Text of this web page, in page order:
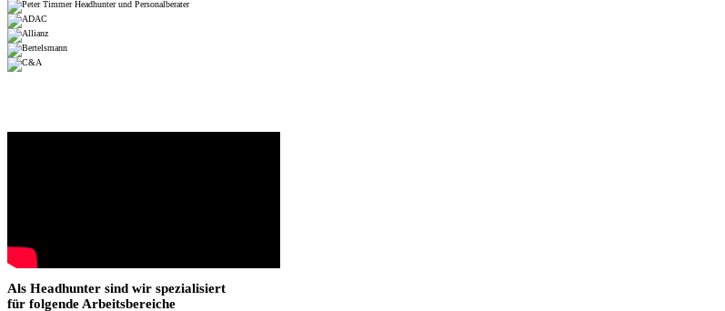
Als Headhunter sind wir spezialisiert
für folgende Arbeitsbereiche